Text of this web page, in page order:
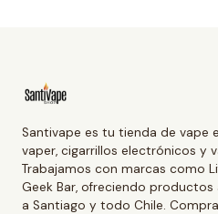
Santivape es tu tienda de vape
vaper, cigarrillos electrónicos y
Trabajamos con marcas como
Geek Bar, ofreciendo
a Santiago y todo Chile.